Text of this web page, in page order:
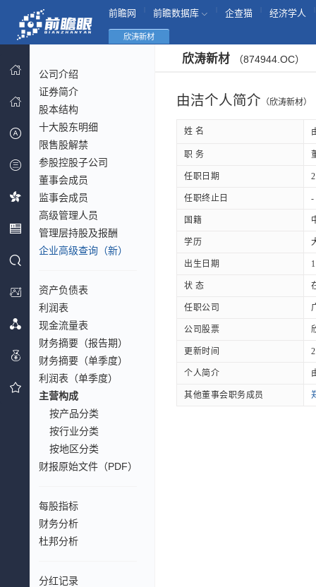
前瞻网 前瞻数据库 企查猫 经济学人
欣涛新材
公司介绍
证券简介
股本结构
十大股东明细
限售股解禁
参股控股子公司
董事会成员
监事会成员
高级管理人员
管理层持股及报酬
企业高级查询（新）
资产负债表
利润表
现金流量表
财务摘要（报告期）
财务摘要（单季度）
利润表（单季度）
主营构成
按产品分类
按行业分类
按地区分类
财报原始文件（PDF）
每股指标
财务分析
杜邦分析
分红记录
欣涛新材 （874944.OC）
由洁个人简介 （欣涛新材）
姓 名
职 务
任职日期
任职终止日 -
国籍
学历
出生日期
状 态
任职公司
公司股票
更新时间
个人简介
其他董事会职务成员